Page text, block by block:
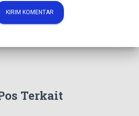
Terkait